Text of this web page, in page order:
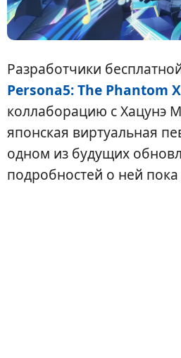
Разработчики
Persona5: The Phantom X
коллаборацию с Хацунэ
японская виртуальная
одном из будущих
подробностей о ней пока